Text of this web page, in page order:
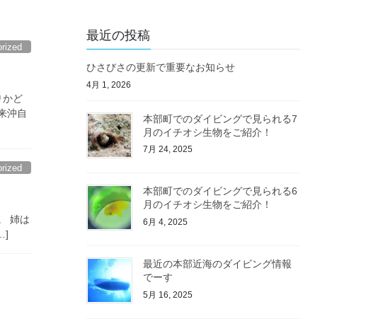
かど
沖自
姉は
最近の投稿
ひさびさの更新で重要なお知らせ
4月 1, 2026
本部町でのダイビングで見られる7
月のイチオシ生物をご紹介！
7月 24, 2025
本部町でのダイビングで見られる6
月のイチオシ生物をご紹介！
6月 4, 2025
最近の本部近海のダイビング情報
でーす
5月 16, 2025